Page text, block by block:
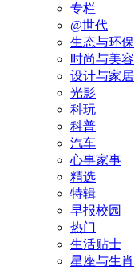
专栏
@世代
生态与环保
时尚与美容
设计与家居
光影
科玩
科普
汽车
心事家事
精选
特辑
早报校园
热门
生活贴士
星座与生肖